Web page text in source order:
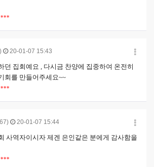
20-01-07 15:43
던 집회예요 , 다시금 찬양에 집중하여 온전히
회를 만들어주세요~~
20-01-07 15:44
사역자이시자 제겐 은인같은 분에게 감사함을